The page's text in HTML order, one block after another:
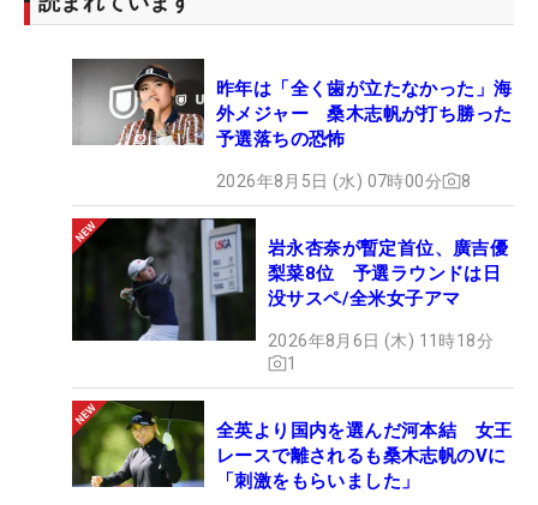
昨年は「全く歯が立たなかった」海
外メジャー 桑木志帆が打ち勝った
予選落ちの恐怖
2026年8月5日 (水) 07時00分 8
岩永杏奈が暫定首位、廣吉優
梨菜8位 予選ラウンドは日
没サスペ/全米女子アマ
2026年8月6日 (木) 11時18分
1
全英より国内を選んだ河本結 女王
レースで離されるも桑木志帆のVに
「刺激をもらいました」